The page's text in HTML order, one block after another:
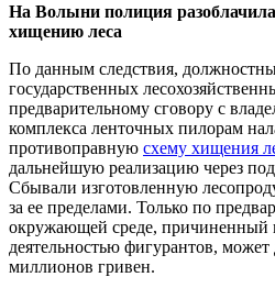
На Волыни полиция
хищению леса
По данным следствия,
государственных
предварительному сговору с
комплекса ленточных пилорам
противоправную схему хищения
дальнейшую реализацию через
Сбывали изготовленную
за ее пределами. Только по
окружающей среде, причиненный
деятельностью фигурантов, может
миллионов гривен.